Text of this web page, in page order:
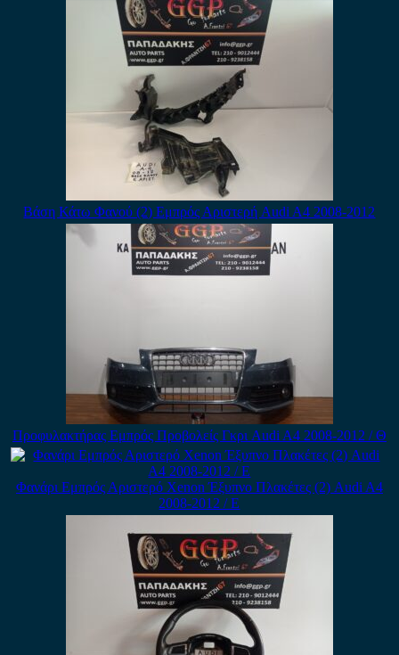
Βάση Κάτω Φανού (2) Εμπρός Αριστερή Audi A4 2008-2012
Προφυλακτήρας Εμπρός Προβολείς Γκρι Audi A4 2008-2012 / Θ
Φανάρι Εμπρός Αριστερό Xenon Έξυπνο Πλακέτες (2) Audi A4
2008-2012 / Ε